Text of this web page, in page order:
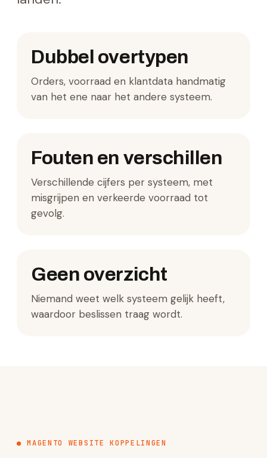
Dubbel overtypen
Orders, voorraad en klantdata handmatig
van het ene naar het andere systeem.
Fouten en verschillen
Verschillende cijfers per systeem, met
misgrijpen en verkeerde voorraad tot
gevolg.
Geen overzicht
Niemand weet welk systeem gelijk heeft,
waardoor beslissen traag wordt.
● MAGENTO WEBSITE KOPPELINGEN